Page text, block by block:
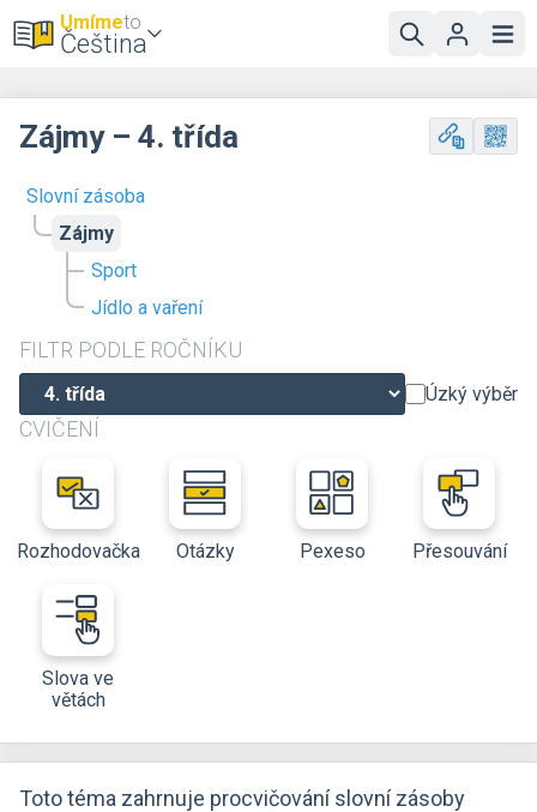
Umímeto
Čeština
Slovní zásoba
Zájmy
Sport
Jídlo a vaření
FILTR PODLE ROČNÍKU
Úzký výběr
CVIČENÍ
Rozhodovačka Otázky Pexeso Přesouvání
Slova ve
větách
Zájmy – 4. třída
Toto téma zahrnuje procvičování slovní zásoby